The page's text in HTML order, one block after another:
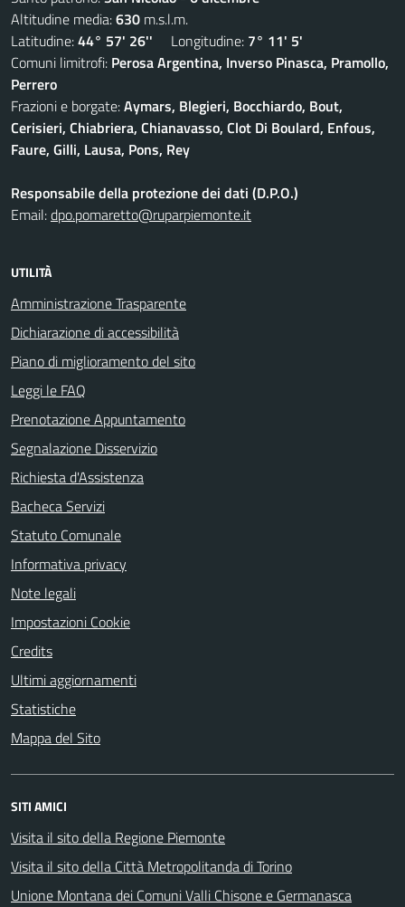
Altitudine media:630 m.s.l.m.
Latitudine:44° 57' 26'' Longitudine: 7° 11' 5'
Comuni limitrofi: Perosa Argentina, Inverso Pinasca, Pramollo,
Perrero
Frazioni e borgate:Aymars, Blegieri, Bocchiardo, Bout,
Cerisieri, Chiabriera, Chianavasso, Clot Di Boulard, Enfous,
Faure, Gilli, Lausa, Pons, Rey
Responsabile della protezione dei dati (D.P.O.)
Email:dpo.pomaretto@ruparpiemonte.it
UTILITÀ
Amministrazione Trasparente
Dichiarazione di accessibilità
Piano di miglioramento del sito
Leggi le FAQ
Prenotazione Appuntamento
Segnalazione Disservizio
Richiesta d'Assistenza
Bacheca Servizi
Statuto Comunale
Informativa privacy
Note legali
Impostazioni Cookie
Credits
Ultimi aggiornamenti
Statistiche
Mappa del Sito
SITI AMICI
Visita il sito della Regione Piemonte
Visita il sito della Città Metropolitanda di Torino
Unione Montana dei Comuni Valli Chisone e Germanasca